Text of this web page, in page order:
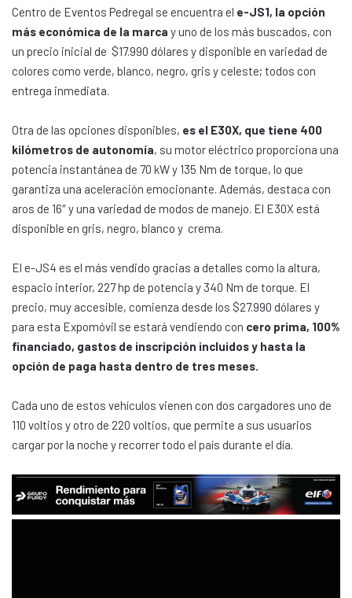
Centro de Eventos Pedregal se encuentra el e-JS1, la opción
más económica de la marca y uno de los más buscados, con
un precio inicial de $17.990 dólares y disponible en variedad de
colores como verde, blanco, negro, gris y celeste; todos con
entrega inmediata.
Otra de las opciones disponibles, es el E30X, que tiene 400
kilómetros de autonomía, su motor eléctrico proporciona una
potencia instantánea de 70 kW y 135 Nm de torque, lo que
garantiza una aceleración emocionante. Además, destaca con
aros de 16″ y una variedad de modos de manejo. El E30X está
disponible en gris, negro, blanco y crema.
El e-JS4 es el más vendido gracias a detalles como la altura,
espacio interior, 227 hp de potencia y 340 Nm de torque. El
precio, muy accesible, comienza desde los $27.990 dólares y
para esta Expomóvil se estará vendiendo con cero prima, 100%
financiado, gastos de inscripción incluidos y hasta la
opción de paga hasta dentro de tres meses.
Cada uno de estos vehículos vienen con dos cargadores uno de
110 voltios y otro de 220 voltios, que permite a sus usuarios
cargar por la noche y recorrer todo el país durante el día.